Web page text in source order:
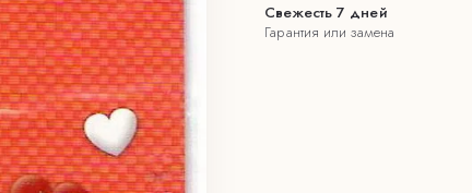
Свежесть 7 дней
Гарантия или замена